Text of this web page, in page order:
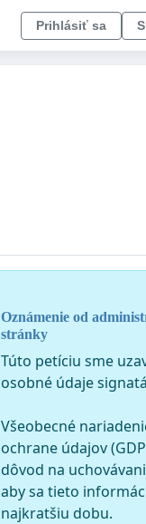
Prihlásiť sa
Oznámenie od
stránky
Túto petíciu sme
osobné údaje
Všeobecné
ochrane údajov
dôvod na
aby sa tieto
najkratšiu dobu.